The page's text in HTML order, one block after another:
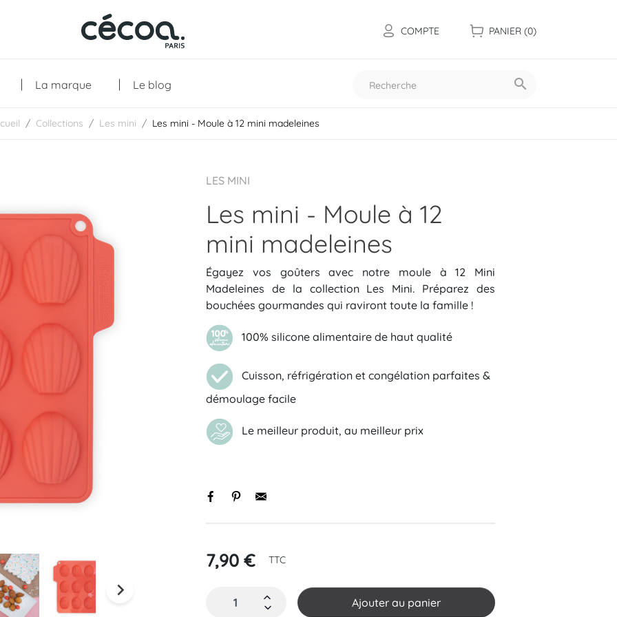
COMPTE PANIER (0)
Les essentiels Les mini
Initiale Tradition
La marque Le blog 
Collections Les mini Les mini - Moule à 12 mini madeleines

LES MINI
Les mini - Moule à 12
mini madeleines
Égayez vos goûters avec notre moule à 12 Mini
Madeleines de la collection Les Mini. Préparez des
bouchées gourmandes qui raviront toute la famille !
100% silicone alimentaire de haut qualité
Cuisson, réfrigération et congélation parfaites &
démoulage facile
Le meilleur produit, au meilleur prix
7,90 € TTC
Ajouter au panier